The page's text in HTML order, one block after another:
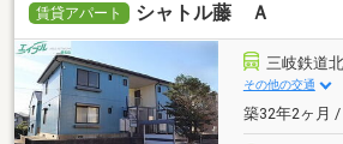
賃貸アパート シャトル藤 Ａ
三岐鉄道
その他の交通
築32年2ヶ月 /